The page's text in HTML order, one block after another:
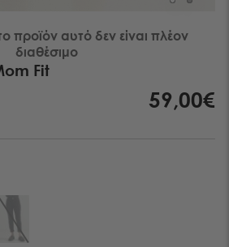
προϊόν αυτό δεν είναι πλέον
διαθέσιμο
Fit
59,00€